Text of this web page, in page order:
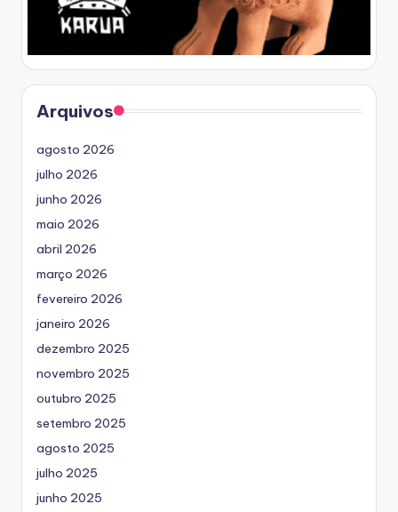
Arquivos
agosto 2026
julho 2026
junho 2026
maio 2026
abril 2026
março 2026
fevereiro 2026
janeiro 2026
dezembro 2025
novembro 2025
outubro 2025
setembro 2025
agosto 2025
julho 2025
junho 2025